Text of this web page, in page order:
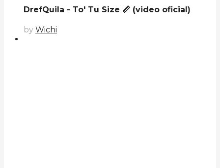
DrefQuila - To' Tu Size 📏 (video oficial)
by Wichi